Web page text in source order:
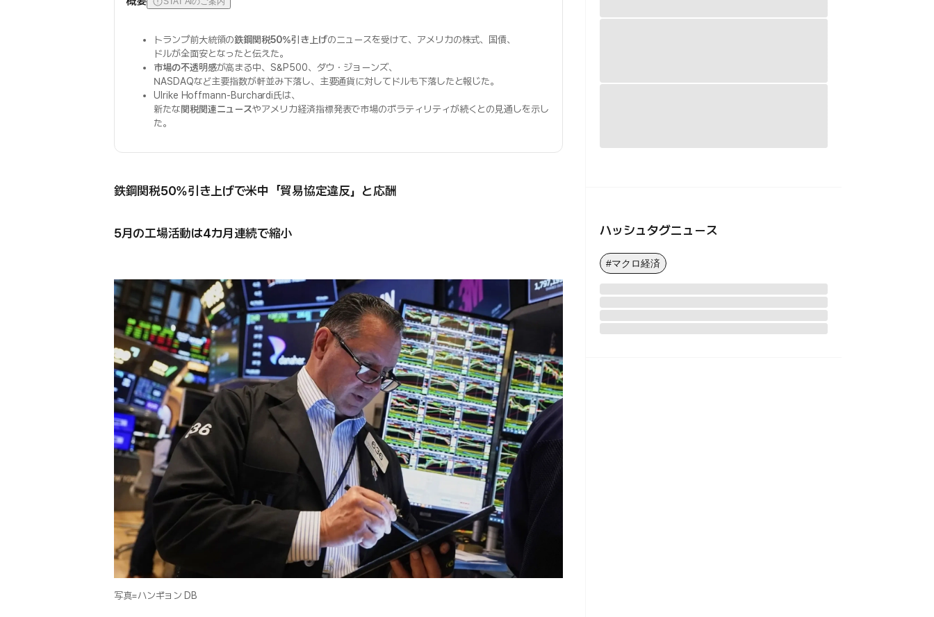
トランプ前大統領の鉄鋼関税50%引き上げのニュースを受けて、アメリカの株式、国債、
ドルが全面安となったと伝えた。
市場の不透明感が高まる中、S&P500、ダウ・ジョーンズ、
NASDAQなど主要指数が軒並み下落し、主要通貨に対してドルも下落したと報じた。
Ulrike Hoffmann-Burchardi氏は、
新たな関税関連ニュースやアメリカ経済指標発表で市場のボラティリティが続くとの見通しを示し
た。
鉄鋼関税50%引き上げで米中「貿易協定違反」と応酬
5月の工場活動は4カ月連続で縮小
写真=ハンギョン DB
ハッシュタグニュース
#マクロ経済